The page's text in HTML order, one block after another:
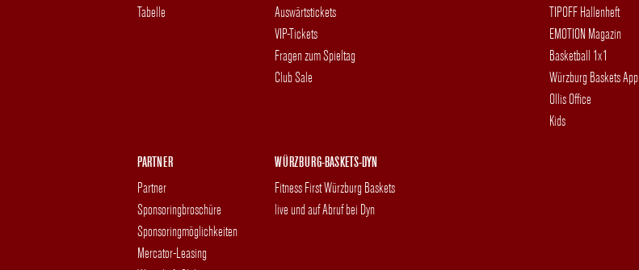
Tabelle
Auswärtstickets
VIP-Tickets
Fragen zum Spieltag
Club Sale
TIPOFF Hallenheft
EMOTION Magazin
Basketball 1x1
Würzburg Baskets App
Ollis Office
Kids
PARTNER
Partner
Sponsoringbroschüre
Sponsoringmöglichkeiten
Mercator-Leasing
WÜRZBURG-BASKETS-DYN
Fitness First Würzburg Baskets
live und auf Abruf bei Dyn